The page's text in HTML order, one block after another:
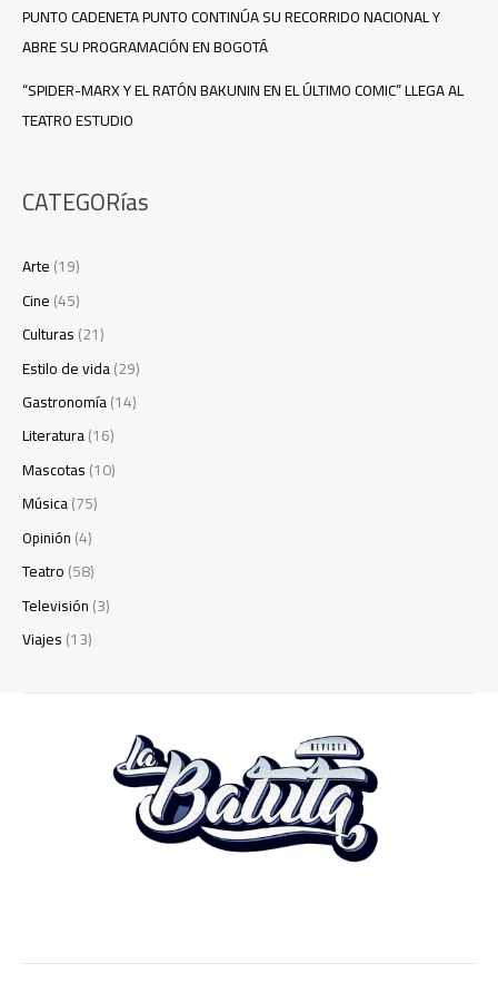
PUNTO CADENETA PUNTO CONTINÚA SU RECORRIDO NACIONAL Y
ABRE SU PROGRAMACIÓN EN BOGOTÁ
“SPIDER-MARX Y EL RATÓN BAKUNIN EN EL ÚLTIMO COMIC” LLEGA AL
TEATRO ESTUDIO
CATEGORías
Arte(19)
Cine(45)
Culturas(21)
Estilo de vida(29)
Gastronomía(14)
Literatura(16)
Mascotas(10)
Música(75)
Opinión(4)
Teatro(58)
Televisión(3)
Viajes(13)